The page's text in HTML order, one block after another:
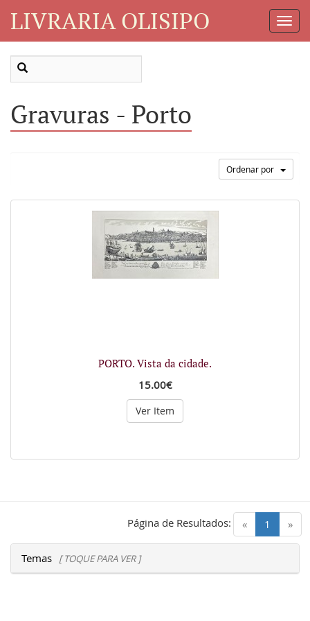
LIVRARIA OLISIPO
Gravuras - Porto
Ordenar por
PORTO. Vista da cidade.
15.00€
Ver Item
« 1 (current)
»
Página de Resultados:
Temas [ TOQUE PARA VER ]